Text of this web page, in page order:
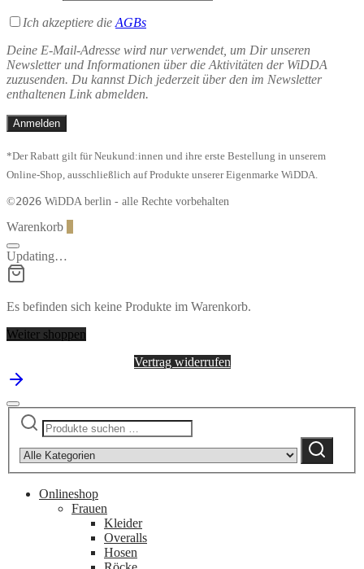
Ich akzeptiere dieAGBs
Deine E-Mail-Adresse wird nur verwendet, um Dir unseren
Newsletter und Informationen über die Aktivitäten der WiDDA
zuzusenden. Du kannst Dich jederzeit über den im Newsletter
enthaltenen Link abmelden.
*Der Rabatt gilt für Neukund:innen und ihre erste Bestellung in unserem
Online-Shop, ausschließlich auf Produkte unserer Eigenmarke WiDDA.
©2026 WiDDA berlin - alle Rechte vorbehalten
Warenkorb
Updating…
Es befinden sich keine Produkte im Warenkorb.
Weiter shoppen
Vertrag widerrufen
Suchen
nach:
category:
Suchen
Onlineshop
Frauen
Kleider
Overalls
Hosen